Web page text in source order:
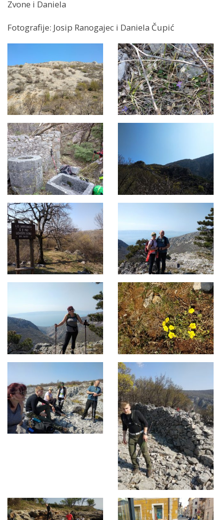
Zvone i Daniela
Fotografije: Josip Ranogajec i Daniela Čupić